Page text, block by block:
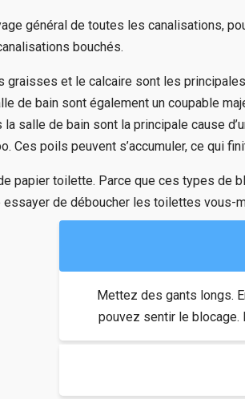
général de toutes les canalisations,
bouchés.
et le calcaire sont les
bain sont également un coupable
salle de bain sont la principale cause
Ces poils peuvent s’accumuler, ce qui
papier toilette. Parce que ces types
de déboucher les toilettes vous-
Mettez des gants longs.
pouvez sentir le blocage.